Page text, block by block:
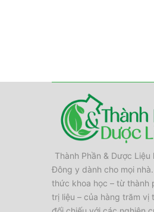
Thành Phần & Dược
Đông y dành cho mọi
thức khoa học – từ thành
trị liệu – của hàng trăm